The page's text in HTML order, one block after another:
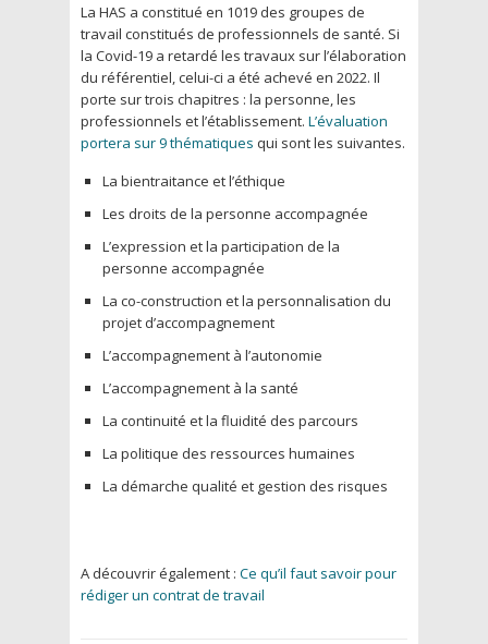
La HAS a constitué en 1019 des groupes de
travail constitués de professionnels de santé. Si
la Covid-19 a retardé les travaux sur l’élaboration
du référentiel, celui-ci a été achevé en 2022. Il
porte sur trois chapitres : la personne, les
professionnels et l’établissement. L’évaluation
portera sur 9 thématiques qui sont les suivantes.
La bientraitance et l’éthique
Les droits de la personne accompagnée
L’expression et la participation de la
personne accompagnée
La co-construction et la personnalisation du
projet d’accompagnement
L’accompagnement à l’autonomie
L’accompagnement à la santé
La continuité et la fluidité des parcours
La politique des ressources humaines
La démarche qualité et gestion des risques
A découvrir également : Ce qu’il faut savoir pour
rédiger un contrat de travail